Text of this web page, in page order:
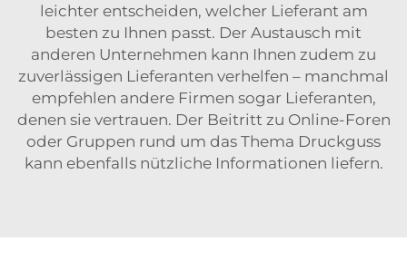
leichter entscheiden, welcher Lieferant am
besten zu Ihnen passt. Der Austausch mit
anderen Unternehmen kann Ihnen zudem zu
zuverlässigen Lieferanten verhelfen – manchmal
empfehlen andere Firmen sogar Lieferanten,
denen sie vertrauen. Der Beitritt zu Online-Foren
oder Gruppen rund um das Thema Druckguss
kann ebenfalls nützliche Informationen liefern.